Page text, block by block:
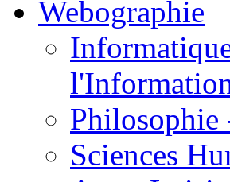
Webographie
Sciences